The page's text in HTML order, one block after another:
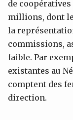
de coopératives
millions, dont
la
commissions,
faible. Par
existantes au
comptent des
direction.